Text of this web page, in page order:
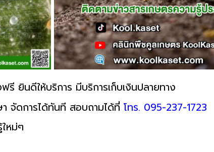
ยินดีให้บริการ มีบริการเก็บเงินปลายทาง
จัดการได้ทันที สอบถามได้ที่ โทร. 095-237-1723
หม่ๆ